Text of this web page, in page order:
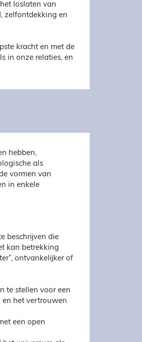
loslaten van
zelfontdekking en
kracht en met de
in onze relaties, en
hebben,
als
vormen van
in enkele
beschrijven die
kan betrekking
ontvankelijker of
te stellen voor een
en het vertrouwen
een open